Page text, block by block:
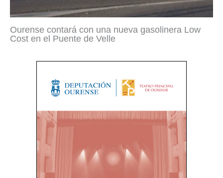
Ourense contará con una nueva gasolinera Low
Cost en el Puente de Velle